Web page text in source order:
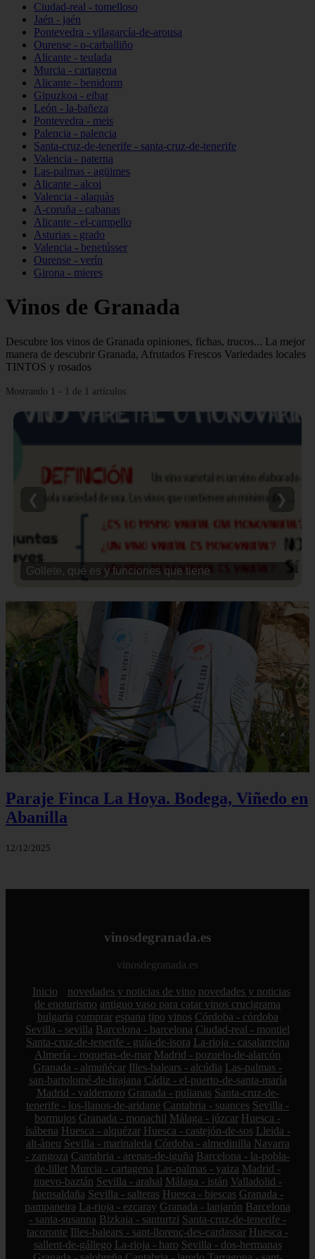
Ciudad-real - tomelloso
Jaén - jaén
Pontevedra - vilagarcía-de-arousa
Ourense - o-carballiño
Alicante - teulada
Murcia - cartagena
Alicante - benidorm
Gipuzkoa - eibar
León - la-bañeza
Pontevedra - meis
Palencia - palencia
Santa-cruz-de-tenerife - santa-cruz-de-tenerife
Valencia - paterna
Las-palmas - agüimes
Alicante - alcoi
Valencia - alaquàs
A-coruña - cabanas
Alicante - el-campello
Asturias - grado
Valencia - benetússer
Ourense - verín
Girona - mieres
Vinos de Granada
Descubre los vinos de Granada opiniones, fichas, trucos... La mejor
manera de descubrir Granada, Afrutados Frescos Variedades locales
TINTOS y rosados
Mostrando 1 - 1 de 1 artículos
Gollete, qué es y funciones que tiene
❮ ❯
Paraje Finca La Hoya. Bodega, Viñedo en
Abanilla
12/12/2025
vinosdegranada.es
vinosdegranada.es
Inicio novedades y noticias de vino novedades y noticias
de enoturismo antiguo vaso para catar vinos crucigrama
bulgaria comprar espana tipo vinos Córdoba - córdoba
Sevilla - sevilla Barcelona - barcelona Ciudad-real - montiel
Santa-cruz-de-tenerife - guía-de-isora La-rioja - casalarreina
Almería - roquetas-de-mar Madrid - pozuelo-de-alarcón
Granada - almuñécar Illes-balears - alcúdia Las-palmas -
san-bartolomé-de-tirajana Cádiz - el-puerto-de-santa-maría
Madrid - valdemoro Granada - pulianas Santa-cruz-de-
tenerife - los-llanos-de-aridane Cantabria - suances Sevilla -
bormujos Granada - monachil Málaga - júzcar Huesca -
isábena Huesca - alquézar Huesca - castejón-de-sos Lleida -
alt-àneu Sevilla - marinaleda Córdoba - almedinilla Navarra
- zangoza Cantabria - arenas-de-iguña Barcelona - la-pobla-
de-lillet Murcia - cartagena Las-palmas - yaiza Madrid -
nuevo-baztán Sevilla - arahal Málaga - istán Valladolid -
fuensaldaña Sevilla - salteras Huesca - biescas Granada -
pampaneira La-rioja - ezcaray Granada - lanjarón Barcelona
- santa-susanna Bizkaia - santurtzi Santa-cruz-de-tenerife -
tacoronte Illes-balears - sant-llorenç-des-cardassar Huesca -
sallent-de-gállego La-rioja - haro Sevilla - dos-hermanas